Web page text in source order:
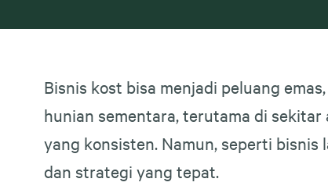
Bisnis kost bisa menjadi peluang
hunian sementara, terutama di
yang konsisten. Namun, seperti
dan strategi yang tepat.